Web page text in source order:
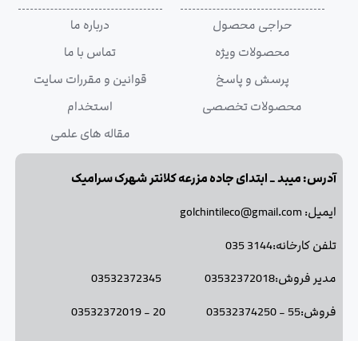
حراجی محصول
محصولات ویژه
پرسش و پاسخ
محصولات تخصصی
درباره ما
تماس با ما
قوانین و مقررات سایت
استخدام
مقاله های علمی
آدرس: میبد _ ابتدای جاده مزرعه کلانتر شهرک سرامیک
ایمیل: golchintileco@gmail.com
تلفن کارخانه:3144 035
مدیر فروش:03532372018 03532372345
فروش:55 - 03532374250 20 - 03532372019